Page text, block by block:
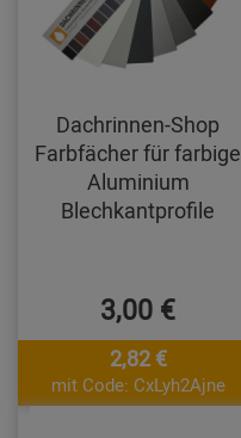
Dachrinnen-Shop
Farbfächer für farbige
Aluminium
Blechkantprofile
3,00 €
2,82 €
mit Code: CxLyh2Ajne